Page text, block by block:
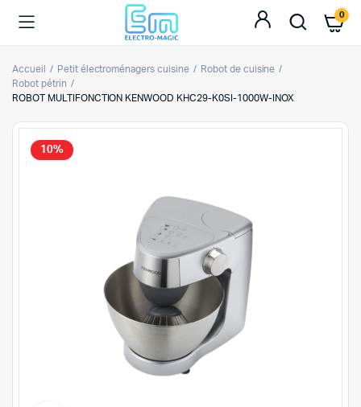
0
Accueil Petit électroménagers cuisine
Robot de cuisine
Robot pétrin
ROBOT MULTIFONCTION KENWOOD KHC29-K0SI-1000W-INOX
10%